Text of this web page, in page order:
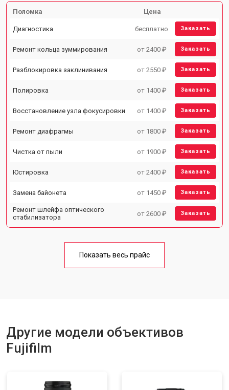
Поломка Цена
Диагностика бесплатно Заказать
Ремонт кольца зуммирования от 2400 ₽ Заказать
Разблокировка заклинивания от 2550 ₽ Заказать
Полировка от 1400 ₽ Заказать
Восстановление узла фокусировки от 1400 ₽ Заказать
Ремонт диафрагмы от 1800 ₽ Заказать
Чистка от пыли от 1900 ₽ Заказать
Юстировка от 2400 ₽ Заказать
Замена байонета от 1450 ₽ Заказать
Ремонт шлейфа оптического
стабилизатора
от 2600 ₽ Заказать
Показать весь прайс
Другие модели объективов
Fujifilm